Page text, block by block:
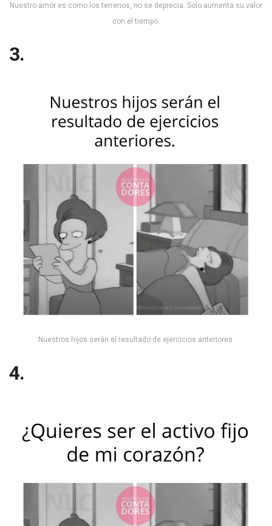
Nuestro amor es como los terrenos, no se deprecia. Solo aumenta su valor
con el tiempo.
3.
Nuestros hijos serán el resultado de ejercicios anteriores.
4.